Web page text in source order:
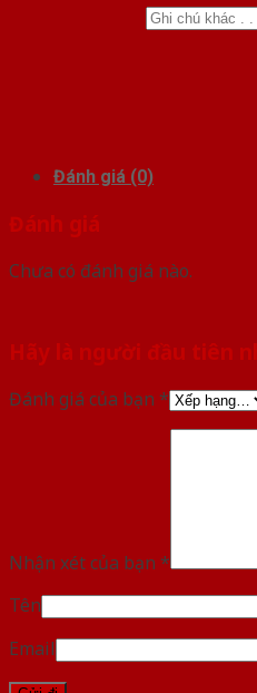
Đánh giá (0)
Đánh giá
Chưa có đánh giá nào.
Hãy là người đầu tiên
Đánh giá của bạn *
Nhận xét của bạn *
Tên
Email